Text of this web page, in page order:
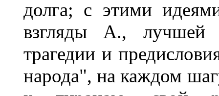
долга; с этими
взгляды А., лучшей
трагедии и
народа", на каждом